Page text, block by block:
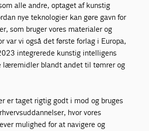
alle andre, optaget af kunstig
nye teknologier kan gøre gavn for
som bruger vores materialer og
var vi også det første forlag i Europa,
integrerede kunstig intelligens
læremidler blandt andet til tømrer og
er taget rigtig godt i mod og bruges
hvor vores
mulighed for at navigere og